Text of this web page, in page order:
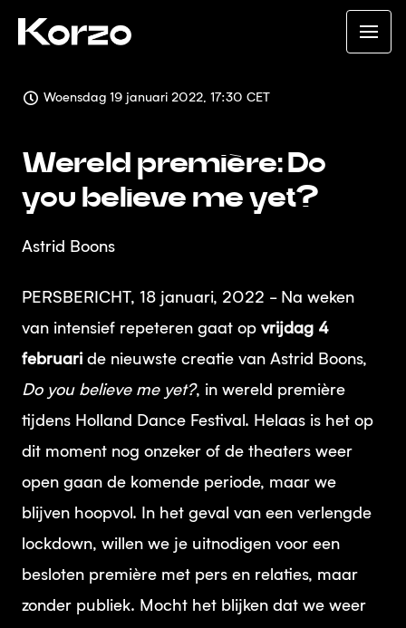
Woensdag 19 januari 2022, 17:30 CET
Wereld première: Do
you believe me yet?
Astrid Boons
PERSBERICHT, 18 januari, 2022 - Na weken
van intensief repeteren gaat op vrijdag 4
februari de nieuwste creatie van Astrid Boons,
Do you believe me yet?, in wereld première
tijdens Holland Dance Festival. Helaas is het op
dit moment nog onzeker of de theaters weer
open gaan de komende periode, maar we
blijven hoopvol. In het geval van een verlengde
lockdown, willen we je uitnodigen voor een
besloten première met pers en relaties, maar
zonder publiek. Mocht het blijken dat we weer